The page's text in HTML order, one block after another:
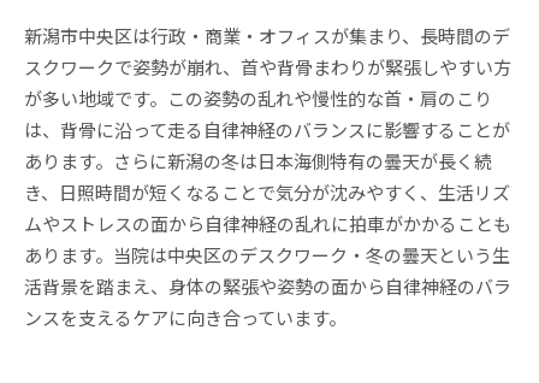
新潟市中央区は行政・商業・オフィスが集まり、長時間のデ
スクワークで姿勢が崩れ、首や背骨まわりが緊張しやすい方
が多い地域です。この姿勢の乱れや慢性的な首・肩のこり
は、背骨に沿って走る自律神経のバランスに影響することが
あります。さらに新潟の冬は日本海側特有の曇天が長く続
き、日照時間が短くなることで気分が沈みやすく、生活リズ
ムやストレスの面から自律神経の乱れに拍車がかかることも
あります。当院は中央区のデスクワーク・冬の曇天という生
活背景を踏まえ、身体の緊張や姿勢の面から自律神経のバラ
ンスを支えるケアに向き合っています。